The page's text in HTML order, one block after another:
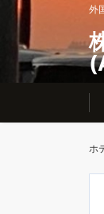
外
ホ